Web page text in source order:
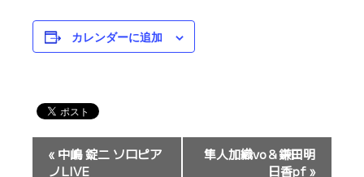
カレンダーに追加
« 中嶋 錠二 ソロピア
ノLIVE
隼人加織vo＆鎌田明
日香pf»